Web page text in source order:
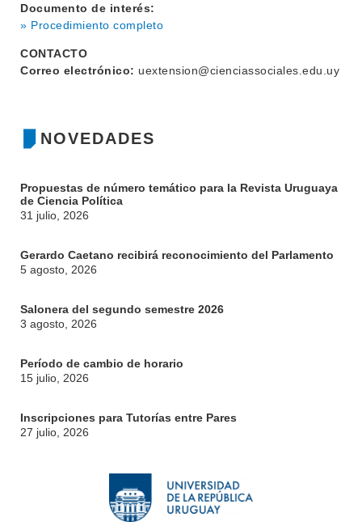
NOVEDADES
Propuestas de número temático para la Revista Uruguaya
de Ciencia Política
31 julio, 2026
Gerardo Caetano recibirá reconocimiento del Parlamento
5 agosto, 2026
Salonera del segundo semestre 2026
3 agosto, 2026
Período de cambio de horario
15 julio, 2026
Inscripciones para Tutorías entre Pares
27 julio, 2026
Documento de interés:
» Procedimiento completo
CONTACTO
Correo electrónico: uextension@cienciassociales.edu.uy